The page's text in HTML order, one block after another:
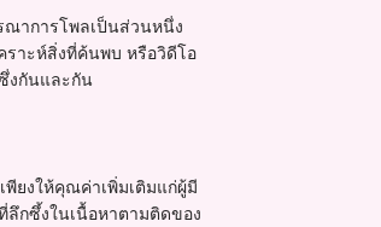
ณาการโพลเป็นส่วนหนึ่ง
ราะห์สิ่งที่ค้นพบ หรือวิดีโอ
งกันและกัน
ยงให้คุณค่าเพิ่มเติมแก่ผู้มี
กซึ้งในเนื้อหาตามติดของ